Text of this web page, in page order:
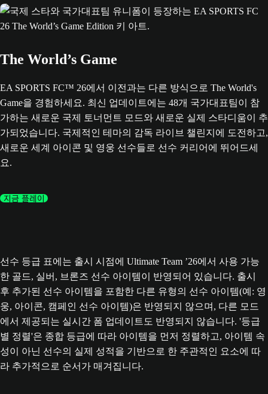
The World’s Game
EA SPORTS FC™ 26에서 이전과는 다른 방식으로 The World's
Game을 경험하세요. 최신 업데이트에는 48개 국가대표팀이 참
가하는 새로운 국제 토너먼트 모드와 새로운 실제 스타디움이 추
가되었습니다. 국제적인 테마의 감독 라이브 챌린지에 도전하고,
새로운 세계 아이콘 및 영웅 선수들로 선수 커리어에 뛰어드세
요.
지금 플레이
선수 등급 표에는 출시 시점에 Ultimate Team ’26에서 사용 가능
한 골드, 실버, 브론즈 선수 아이템이 반영되어 있습니다. 출시
후 추가된 선수 아이템을 포함한 다른 유형의 선수 아이템(예: 영
웅, 아이콘, 캠페인 선수 아이템)은 반영되지 않으며, 다른 모드
에서 제공되는 실시간 폼 업데이트도 반영되지 않습니다. '등급
별 정렬'은 종합 등급에 따라 아이템을 먼저 정렬하고, 아이템 속
성이 아닌 선수의 실제 성적을 기반으로 한 주관적인 요소에 따
라 추가적으로 순서가 매겨집니다.